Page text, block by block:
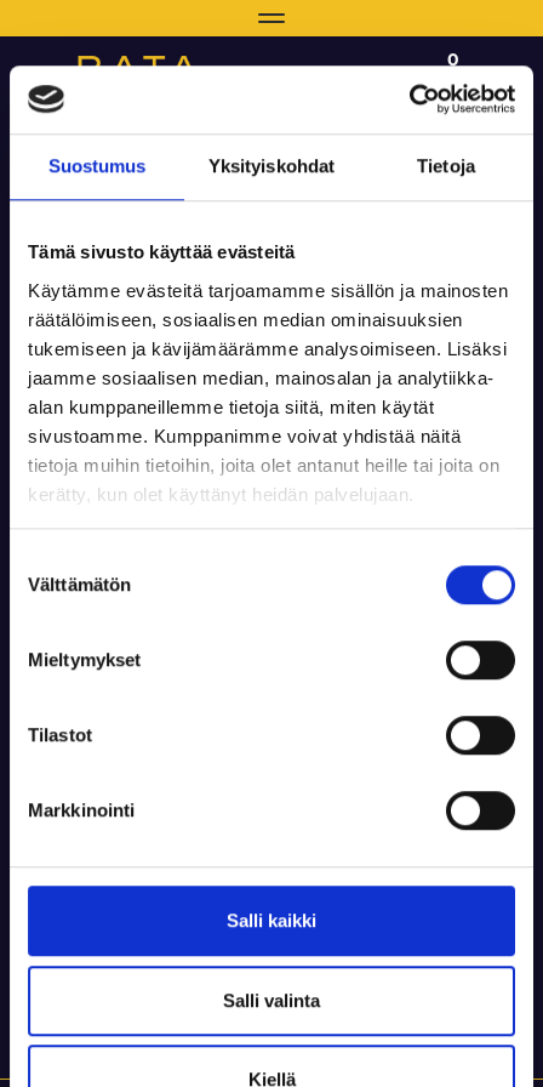
Suostumus Yksityiskohdat Tietoja
Tämä sivusto käyttää evästeitä
Käytämme evästeitä tarjoamamme sisällön ja mainosten
räätälöimiseen, sosiaalisen median ominaisuuksien
tukemiseen ja kävijämäärämme analysoimiseen. Lisäksi
jaamme sosiaalisen median, mainosalan ja analytiikka-
alan kumppaneillemme tietoja siitä, miten käytät
sivustoamme. Kumppanimme voivat yhdistää näitä
tietoja muihin tietoihin, joita olet antanut heille tai joita on
kerätty, kun olet käyttänyt heidän palvelujaan.
valinta
Välttämätön
Mieltymykset
Tilastot
Markkinointi
Salli kaikki
Salli valinta
Kiellä
Navigaatio
0 €
0
Haku
Etusivu Tili Salasana unohtunut?
Salasanan uusiminen
Sähköposti:
saamaan linkin salasanan vaihtamiseen